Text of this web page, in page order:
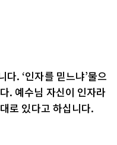
. ‘인자를 믿느냐’물으
. 예수님 자신이 인자라
로 있다고 하십니다.